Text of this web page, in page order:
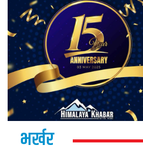
भर्खर